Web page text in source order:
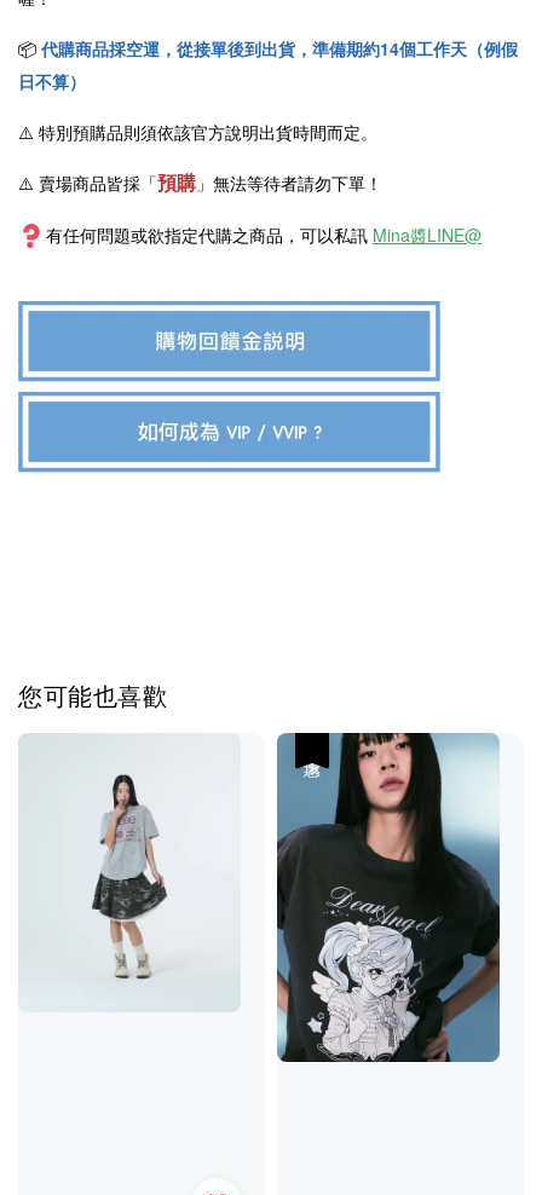
📦 代購商品採空運，從接單後到出貨，準備期約14個工作天（例假
日不算）
⚠️ 特別預購品則須依該官方說明出貨時間而定。
⚠️ 賣場商品皆採 「預購 」 無法等待者請勿下單！
有任何問題或欲指定代購之商品，可以私訊 Mina醬LINE@
您可能也喜歡